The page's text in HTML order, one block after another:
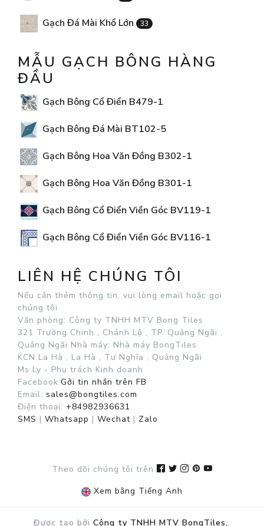
Gạch Đá Mài Khổ Lớn 33
MẪU GẠCH BÔNG HÀNG
ĐẦU
Gạch Bông Cổ Điển B479-1
Gạch Bông Đá Mài BT102-5
Gạch Bông Hoa Văn Đồng B302-1
Gạch Bông Hoa Văn Đồng B301-1
Gạch Bông Cổ Điển Viền Góc BV119-1
Gạch Bông Cổ Điển Viền Góc BV116-1
LIÊN HỆ CHÚNG TÔI
Nếu cần thêm thông tin, vui lòng email hoặc gọi
chúng tôi
Văn phòng: Công ty TNHH MTV Bong Tiles
321 Trường Chinh , Chánh Lộ , TP. Quảng Ngãi ,
Quảng Ngãi Nhà máy: Nhà máy BongTiles
KCN La Hà , La Hà , Tư Nghĩa , Quảng Ngãi
Ms Ly - Phụ trách Kinh doanh
Facebook:Gởi tin nhắn trên FB
Email: sales@bongtiles.com
Điện thoại: +84982936631
SMS | Whatsapp | Wechat | Zalo
Theo dõi chúng tôi trên
Xem bằng Tiếng Anh
Được tạo bởi Công ty TNHH MTV BongTiles,.